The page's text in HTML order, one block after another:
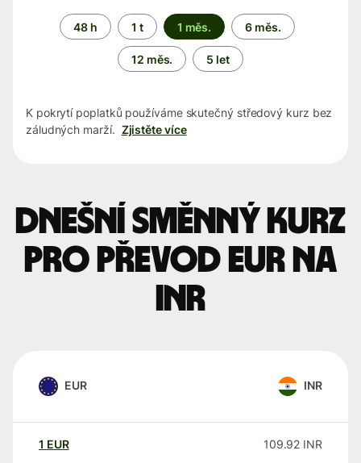
Časové
období
48 h 1 t 1 měs. 6 měs.
12 měs. 5 let
K pokrytí poplatků používáme skutečný středový kurz bez
záludných marží. Zjistěte více
Dnešní směnný kurz
pro převod EUR na
INR
EUR INR
1 EUR 109.92 INR